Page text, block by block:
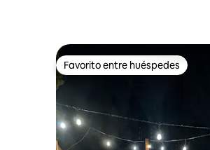
Favorito entre huéspedes
Favorito entre huéspedes